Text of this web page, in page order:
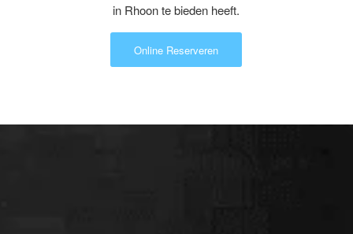
in Rhoon te bieden heeft.
Online Reserveren